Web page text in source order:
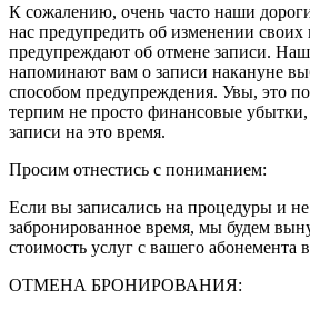
К сожалению, очень часто наши
нас предупредить об изменении своих
предупреждают об отмене записи.
напоминают вам о записи накануне
способом предупреждения. Увы, это
терпим не просто финансовые
записи на это время.
Просим отнестись с пониманием:
Если вы записались на процедуры и
забронированное время, мы будем
стоимость услуг с вашего абонемента
ОТМЕНА БРОНИРОВАНИЯ: